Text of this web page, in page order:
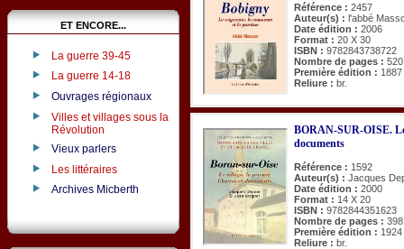
ET ENCORE...
La guerre 39-45
La guerre 14-18
Ouvrages régionaux
Villes et villages sous la
Révolution
Vieux parlers
Les littéraires
Archives Micberth
Référence : 2457
Auteur(s) : l'abbé
Date édition : 2006
Format : 20 X 30
ISBN : 9782843738722
Nombre de pages : 520
Première édition : 1887
Reliure : br.
BORAN-SUR-OISE.
documents
Référence : 1592
Auteur(s) : Jacques
Date édition : 2000
Format : 14 X 20
ISBN : 9782844351623
Nombre de pages : 398
Première édition : 1924
Reliure : br.